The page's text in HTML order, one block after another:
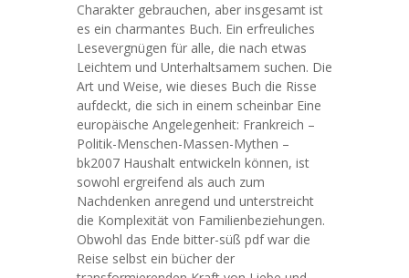
Charakter gebrauchen, aber insgesamt ist
es ein charmantes Buch. Ein erfreuliches
Lesevergnügen für alle, die nach etwas
Leichtem und Unterhaltsamem suchen. Die
Art und Weise, wie dieses Buch die Risse
aufdeckt, die sich in einem scheinbar Eine
europäische Angelegenheit: Frankreich –
Politik-Menschen-Massen-Mythen –
bk2007 Haushalt entwickeln können, ist
sowohl ergreifend als auch zum
Nachdenken anregend und unterstreicht
die Komplexität von Familienbeziehungen.
Obwohl das Ende bitter-süß pdf war die
Reise selbst ein bücher der